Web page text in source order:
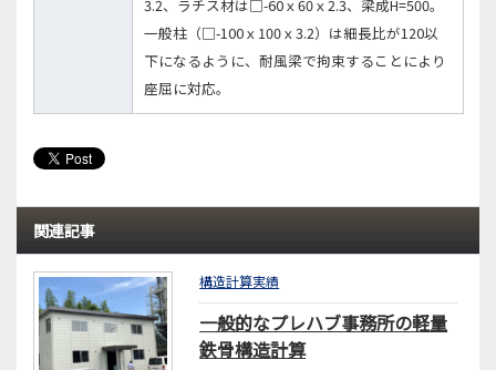
3.2、ラチス材は□-60ｘ60ｘ2.3、梁成H=500。
一般柱（□-100ｘ100ｘ3.2）は細長比が120以
下になるように、耐風梁で拘束することにより
座屈に対応。
関連記事
構造計算実績
一般的なプレハブ事務所の軽量
鉄骨構造計算